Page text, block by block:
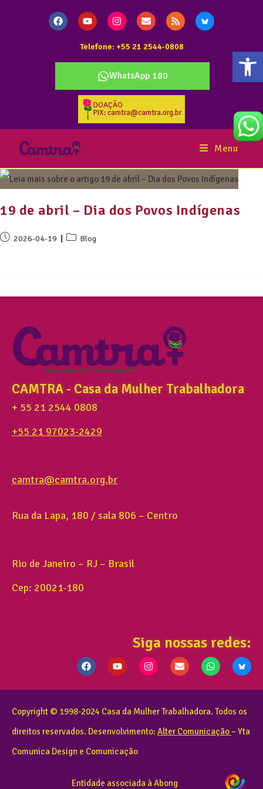
Telefone: +55 21 2544-0808
WhatsApp 180
DOAÇÃO
PIX: camtra@camtra.org.br
Menu
19 de abril – Dia dos Povos Indígenas
2026-04-19 Blog
CAMTRA - Casa da Mulher Trabalhadora
+ 55 21 2544 0808
+55 21 97023-2429
camtra@camtra.org.br
Rua da Lapa, 180 / sala 806 – Centro
Rio de Janeiro – RJ – Brasil
Cep: 20021-180
Siga nossas redes:
Copyright © 1998-2024 Casa da Mulher Trabalhadora. Todos os
direitos reservados. Desenvolvimento: Alter Comunicação – Yta
Comunica Design e Comunicação
Entidade associada à Abong